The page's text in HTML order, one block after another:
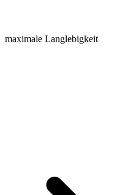
maximale Langlebigkeit